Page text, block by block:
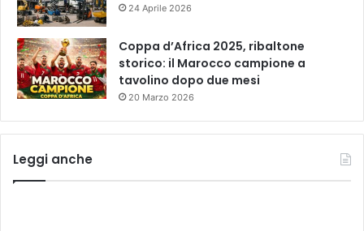
24 Aprile 2026
Coppa d’Africa 2025, ribaltone
storico: il Marocco campione a
tavolino dopo due mesi
20 Marzo 2026
Leggi anche